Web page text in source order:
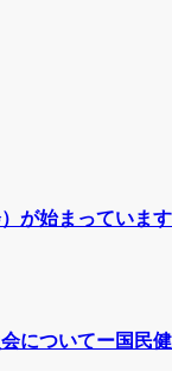
が始まっています
についてー国民